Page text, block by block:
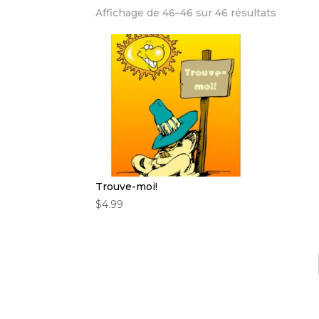
Affichage de 46–46 sur 46 résultats
Trouve-moi!
$4.99